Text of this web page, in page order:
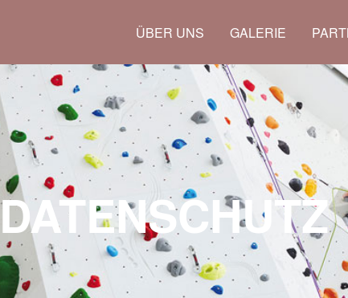
ÜBER UNS GALERIE
DATENSCHUTZ